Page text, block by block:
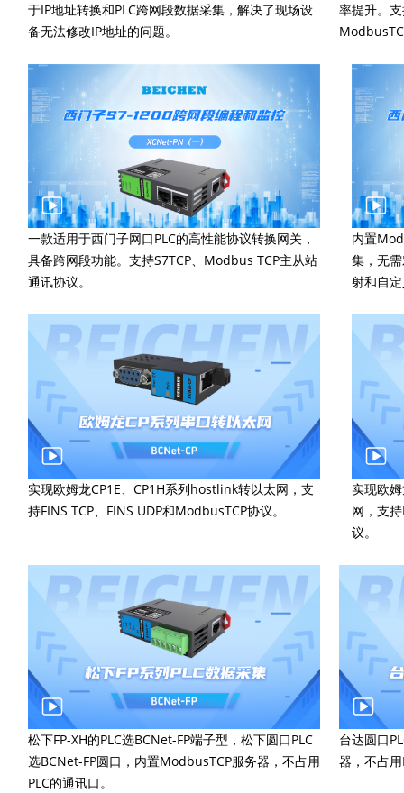
于IP地址转换和PLC跨网段数据采集，解决了现场设
备无法修改IP地址的问题。
率提升。
一款适用于西门子网口PLC的高性能协议转换网关，
具备跨网段功能。支持S7TCP、Modbus TCP主从站
通讯协议。
内置
集，无
射和自
实现欧姆龙CP1E、CP1H系列hostlink转以太网，支
持FINS TCP、FINS UDP和ModbusTCP协议。
实现欧
网，支
议。
松下FP-XH的PLC选BCNet-FP端子型，松下圆口PLC
选BCNet-FP圆口，内置ModbusTCP服务器，不占用
PLC的通讯口。
台达圆口
器，不占